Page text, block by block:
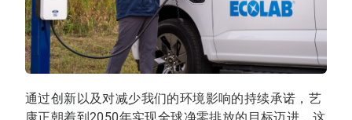
通过创新以及对减少我们的环境影响的持续承诺，艺